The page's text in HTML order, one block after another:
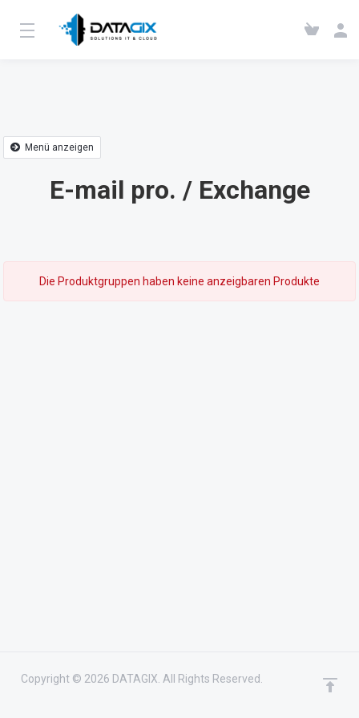
Menü anzeigen
E-mail pro. / Exchange
Die Produktgruppen haben keine anzeigbaren Produkte
Copyright © 2026 DATAGIX. All Rights Reserved.